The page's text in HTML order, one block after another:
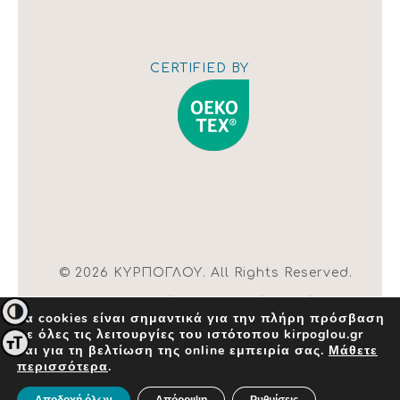
Εναλλαγή Υψηλής Αντίθεσης
Εναλλαγή Μεγέθους Γραμμάτων
CERTIFIED BY
© 2026 ΚΥΡΠΟΓΛΟΥ. All Rights Reserved.
cookies
Created byINK Design
Τα cookies είναι σημαντικά για την πλήρη πρόσβαση
σε όλες τις λειτουργίες του ιστότοπου kirpoglou.gr
και για τη βελτίωση της online εμπειρία σας. Μάθετε
περισσότερα.